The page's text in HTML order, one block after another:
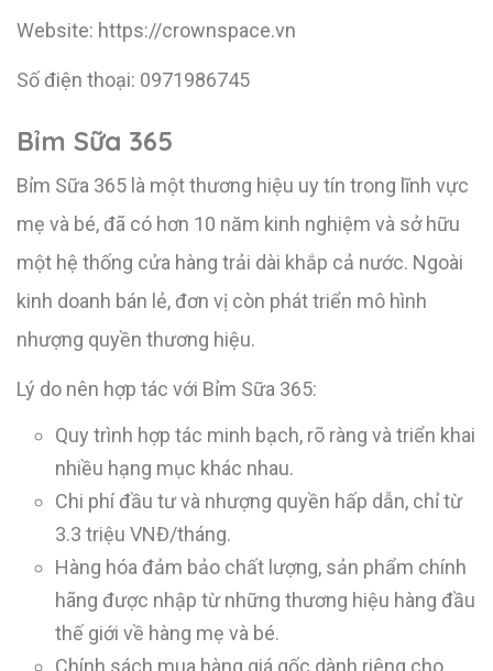
Website: https://crownspace.vn
Số điện thoại: 0971986745
Bỉm Sữa 365
Bỉm Sữa 365 là một thương hiệu uy tín trong lĩnh vực
mẹ và bé, đã có hơn 10 năm kinh nghiệm và sở hữu
một hệ thống cửa hàng trải dài khắp cả nước. Ngoài
kinh doanh bán lẻ, đơn vị còn phát triển mô hình
nhượng quyền thương hiệu.
Lý do nên hợp tác với Bỉm Sữa 365:
Quy trình hợp tác minh bạch, rõ ràng và triển khai
nhiều hạng mục khác nhau.
Chi phí đầu tư và nhượng quyền hấp dẫn, chỉ từ
3.3 triệu VNĐ/tháng.
Hàng hóa đảm bảo chất lượng, sản phẩm chính
hãng được nhập từ những thương hiệu hàng đầu
thế giới về hàng mẹ và bé.
Chính sách mua hàng giá gốc dành riêng cho